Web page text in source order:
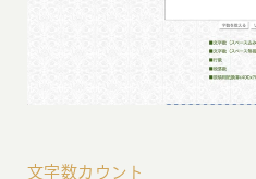
文字数カウント